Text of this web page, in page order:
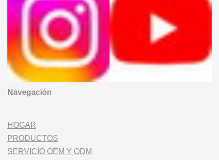
Navegación
HOGAR
PRODUCTOS
SERVICIO OEM Y ODM